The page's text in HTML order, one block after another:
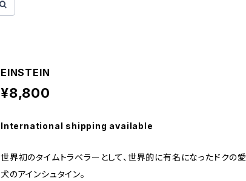
EINSTEIN
¥8,800
International shipping available
世界初のタイムトラベラーとして、世界的に有名になったドクの愛
犬のアインシュタイン。